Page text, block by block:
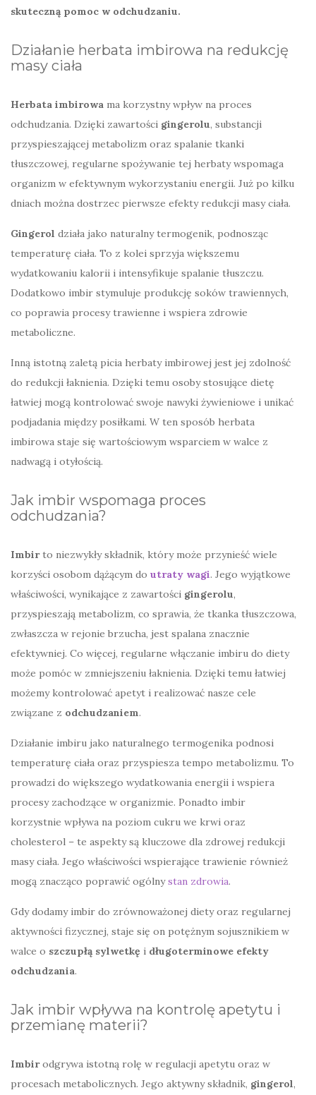
skuteczną pomoc w odchudzaniu.
Działanie herbata imbirowa na redukcję
masy ciała
Herbata imbirowa ma korzystny wpływ na proces
odchudzania. Dzięki zawartości gingerolu, substancji
przyspieszającej metabolizm oraz spalanie tkanki
tłuszczowej, regularne spożywanie tej herbaty wspomaga
organizm w efektywnym wykorzystaniu energii. Już po kilku
dniach można dostrzec pierwsze efekty redukcji masy ciała.
Gingerol działa jako naturalny termogenik, podnosząc
temperaturę ciała. To z kolei sprzyja większemu
wydatkowaniu kalorii i intensyfikuje spalanie tłuszczu.
Dodatkowo imbir stymuluje produkcję soków trawiennych,
co poprawia procesy trawienne i wspiera zdrowie
metaboliczne.
Inną istotną zaletą picia herbaty imbirowej jest jej zdolność
do redukcji łaknienia. Dzięki temu osoby stosujące dietę
łatwiej mogą kontrolować swoje nawyki żywieniowe i unikać
podjadania między posiłkami. W ten sposób herbata
imbirowa staje się wartościowym wsparciem w walce z
nadwagą i otyłością.
Jak imbir wspomaga proces
odchudzania?
Imbirto niezwykły składnik, który może przynieść wiele
korzyści osobom dążącym do utraty wagi. Jego wyjątkowe
właściwości, wynikające z zawartości gingerolu,
przyspieszają metabolizm, co sprawia, że tkanka tłuszczowa,
zwłaszcza w rejonie brzucha, jest spalana znacznie
efektywniej. Co więcej, regularne włączanie imbiru do diety
może pomóc w zmniejszeniu łaknienia. Dzięki temu łatwiej
możemy kontrolować apetyt i realizować nasze cele
związane z odchudzaniem.
Działanie imbiru jako naturalnego termogenika podnosi
temperaturę ciała oraz przyspiesza tempo metabolizmu. To
prowadzi do większego wydatkowania energii i wspiera
procesy zachodzące w organizmie. Ponadto imbir
korzystnie wpływa na poziom cukru we krwi oraz
cholesterol – te aspekty są kluczowe dla zdrowej redukcji
masy ciała. Jego właściwości wspierające trawienie również
mogą znacząco poprawić ogólnystan zdrowia.
Gdy dodamy imbir do zrównoważonej diety oraz regularnej
aktywności fizycznej, staje się on potężnym sojusznikiem w
walce o szczupłą sylwetkę i długoterminowe efekty
odchudzania.
Jak imbir wpływa na kontrolę apetytu i
przemianę materii?
Imbirodgrywa istotną rolę w regulacji apetytu oraz w
procesach metabolicznych. Jego aktywny składnik, gingerol,